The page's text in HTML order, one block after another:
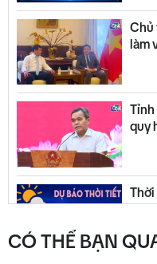
Chủ
làm
Tỉnh
quy
Thời
có
CÓ THỂ BẠN